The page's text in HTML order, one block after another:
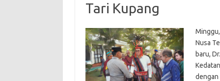
Tari Kupang
Nusa
baru,
dengan